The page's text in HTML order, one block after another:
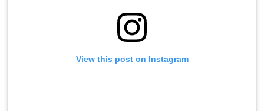
View this post on Instagram